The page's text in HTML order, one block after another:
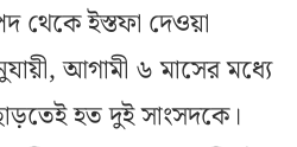
থেকে ইস্তফা দেওয়া
আগামী ৬ মাসের মধ্যে
হত দুই সাংসদকে।